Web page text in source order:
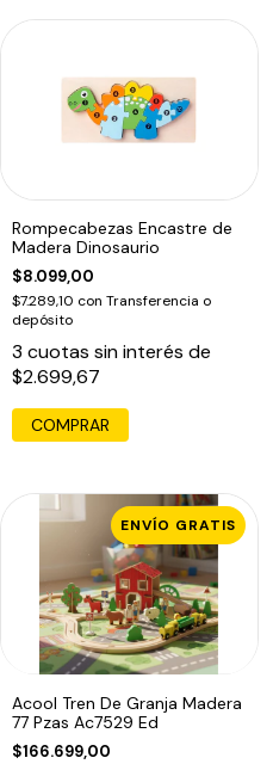
Rompecabezas Encastre de
Madera Dinosaurio
$8.099,00
$7.289,10 con Transferencia o
depósito
3 cuotas sin interés de
$2.699,67
ENVÍO GRATIS
Acool Tren De Granja Madera
77 Pzas Ac7529 Ed
$166.699,00